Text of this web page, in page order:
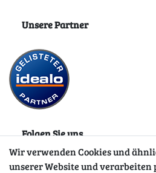
Unsere Partner
Folgen Sie uns
Wir verwenden Cookies und
unserer Website und verarbeiten